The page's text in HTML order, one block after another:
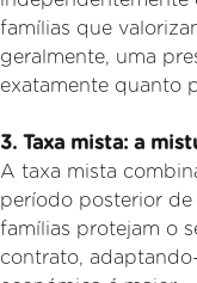
famílias que
geralmente, uma
exatamente quanto
3. Taxa mista: a
A taxa mista
período posterior de
famílias protejam o
contrato,